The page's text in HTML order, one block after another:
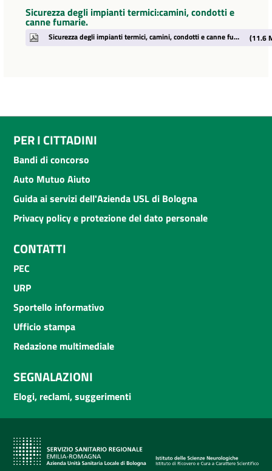
Sicurezza degli impianti termici:camini, condotti e
canne fumarie.
Sicurezza degli impianti termici, camini, condotti e canne fumarie.pdf (11.6
PER I CITTADINI
Bandi di concorso
Auto Mutuo Aiuto
Guida ai servizi dell'Azienda USL di Bologna
Privacy policy e protezione del dato personale
CONTATTI
PEC
URP
Sportello informativo
Ufficio stampa
Redazione multimediale
SEGNALAZIONI
Elogi, reclami, suggerimenti